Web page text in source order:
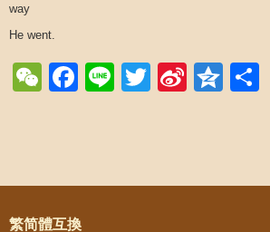
way
He went.
WeChat
Facebook
LineTwitter
Sina
Post navigation
繁简體互換